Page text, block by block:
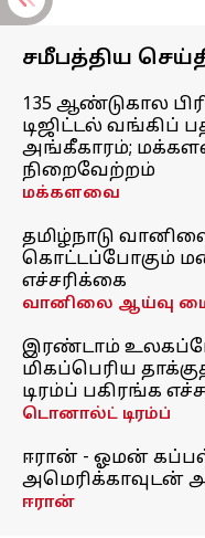
சமீபத்திய
135 ஆண்டுகால
டிஜிட்டல் வங்கிப்
அங்கீகாரம்;
நிறைவேற்றம்
மக்களவை
தமிழ்நாடு
கொட்டப்போகும்
எச்சரிக்கை
வானிலை ஆய்வு
இரண்டாம்
மிகப்பெரிய
டிரம்ப் பகிரங்க
டொனால்ட் டிரம்ப்
ஈரான் - ஓமன்
அமெரிக்காவுடன்
ஈரான்